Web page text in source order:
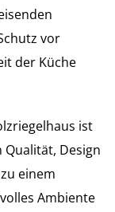
vor
der Küche
ist
Design
einem
Ambiente